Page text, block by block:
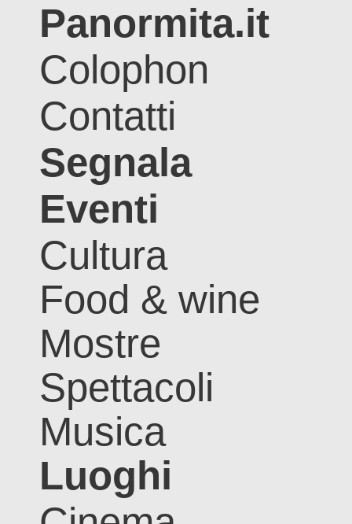
Panormita.it
Colophon
Contatti
Segnala
Eventi
Cultura
Food & wine
Mostre
Spettacoli
Musica
Luoghi